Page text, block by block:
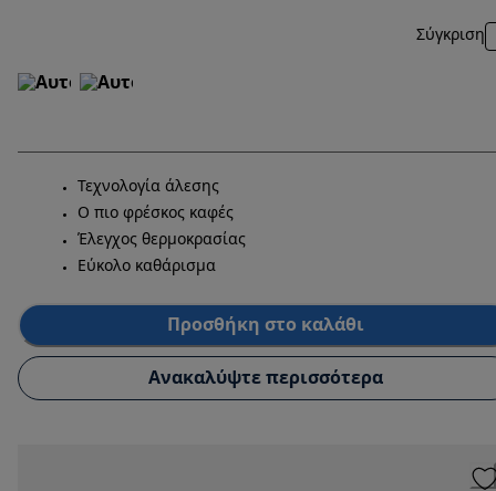
Σύγκριση
Τεχνολογία άλεσης
Ο πιο φρέσκος καφές
Έλεγχος θερμοκρασίας
Εύκολο καθάρισμα
Προσθήκη στο καλάθι
Ανακαλύψτε περισσότερα